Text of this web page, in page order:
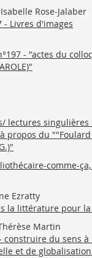
Rose-Jalaber
- Livres d'images
- "actes du
lectures singulières
propos du
comme-
Ezratty
la littérature pour
Martin
construire du sens
et de